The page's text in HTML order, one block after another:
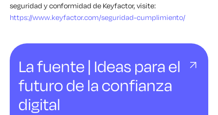
seguridad y conformidad de Keyfactor, visite:
https://www.keyfactor.com/seguridad-cumplimiento/
La fuente | Ideas para el
futuro de la confianza
digital